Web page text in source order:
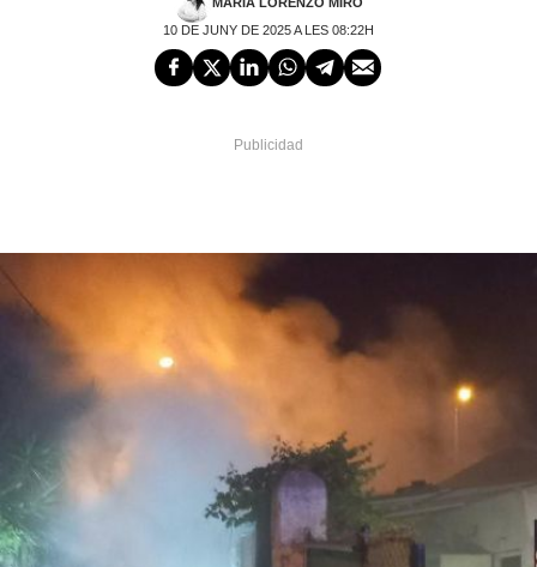
10 DE JUNY DE 2025 A LES 08:22H